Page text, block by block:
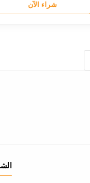
شراء الآن